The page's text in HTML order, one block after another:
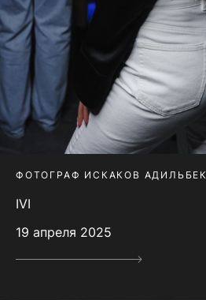
ФОТОГРАФ ИСКАКОВ АДИЛЬБЕК
IVI
19 апреля 2025